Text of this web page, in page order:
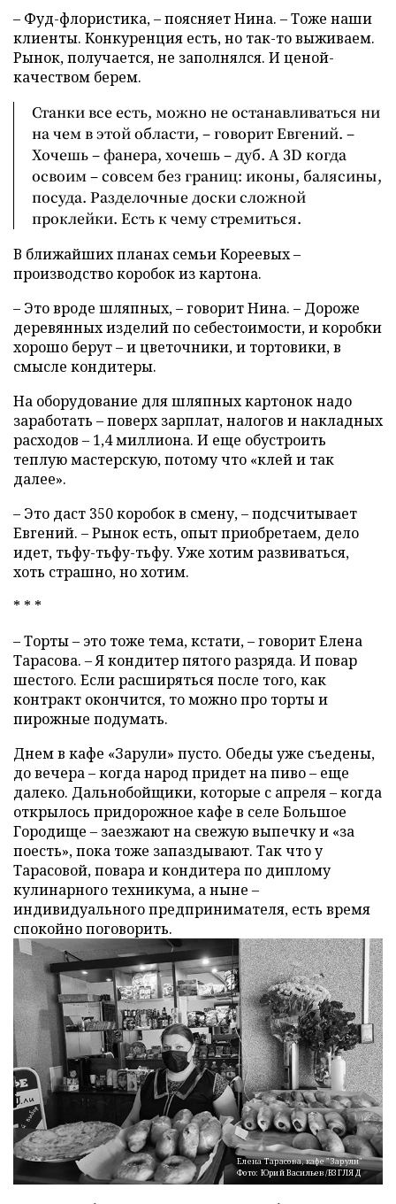
– Фуд-флористика, – поясняет Нина. – Тоже наши
клиенты. Конкуренция есть, но так-то выживаем.
Рынок, получается, не заполнялся. И ценой-
качеством берем.
Станки все есть, можно не останавливаться ни
на чем в этой области, – говорит Евгений. –
Хочешь – фанера, хочешь – дуб. А 3D когда
освоим – совсем без границ: иконы, балясины,
посуда. Разделочные доски сложной
проклейки. Есть к чему стремиться.
В ближайших планах семьи Кореевых –
производство коробок из картона.
– Это вроде шляпных, – говорит Нина. – Дороже
деревянных изделий по себестоимости, и коробки
хорошо берут – и цветочники, и тортовики, в
смысле кондитеры.
На оборудование для шляпных картонок надо
заработать – поверх зарплат, налогов и накладных
расходов – 1,4 миллиона. И еще обустроить
теплую мастерскую, потому что «клей и так
далее».
– Это даст 350 коробок в смену, – подсчитывает
Евгений. – Рынок есть, опыт приобретаем, дело
идет, тьфу-тьфу-тьфу. Уже хотим развиваться,
хоть страшно, но хотим.
* * *
– Торты – это тоже тема, кстати, – говорит Елена
Тарасова. – Я кондитер пятого разряда. И повар
шестого. Если расширяться после того, как
контракт окончится, то можно про торты и
пирожные подумать.
Днем в кафе «Зарули» пусто. Обеды уже съедены,
до вечера – когда народ придет на пиво – еще
далеко. Дальнобойщики, которые с апреля – когда
открылось придорожное кафе в селе Большое
Городище – заезжают на свежую выпечку и «за
поесть», пока тоже запаздывают. Так что у
Тарасовой, повара и кондитера по диплому
кулинарного техникума, а ныне –
индивидуального предпринимателя, есть время
спокойно поговорить.
Елена Тарасова, кафе "Зарули"
Фото: Юрий Васильев/ВЗГЛЯД